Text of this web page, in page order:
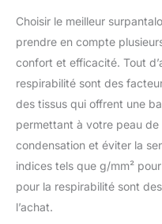
Choisir le meilleur
prendre en compte
confort et efficacité. Tout
respirabilité sont des
des tissus qui offrent une
permettant à votre peau
condensation et éviter la
indices tels que g/mm²
pour la respirabilité sont
l’achat.